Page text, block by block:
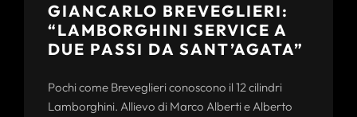
GIANCARLO BREVEGLIERI:
“LAMBORGHINI SERVICE A
DUE PASSI DA SANT’AGATA”
Pochi come Breveglieri conoscono il 12 cilindri
Lamborghini. Allievo di Marco Alberti e Alberto